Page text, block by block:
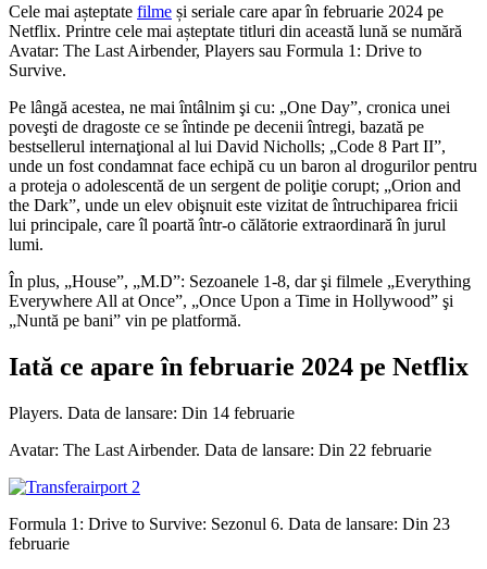
Cele mai așteptate filme și seriale care apar în februarie 2024 pe
Netflix. Printre cele mai așteptate titluri din această lună se numără
Avatar: The Last Airbender, Players sau Formula 1: Drive to
Survive.
Pe lângă acestea, ne mai întâlnim şi cu: „One Day”, cronica unei
poveşti de dragoste ce se întinde pe decenii întregi, bazată pe
bestsellerul internaţional al lui David Nicholls; „Code 8 Part II”,
unde un fost condamnat face echipă cu un baron al drogurilor pentru
a proteja o adolescentă de un sergent de poliţie corupt; „Orion and
the Dark”, unde un elev obişnuit este vizitat de întruchiparea fricii
lui principale, care îl poartă într-o călătorie extraordinară în jurul
lumi.
În plus, „House”, „M.D”: Sezoanele 1-8, dar şi filmele „Everything
Everywhere All at Once”, „Once Upon a Time in Hollywood” şi
„Nuntă pe bani” vin pe platformă.
Iată ce apare în februarie 2024 pe Netflix
Players. Data de lansare: Din 14 februarie
Avatar: The Last Airbender. Data de lansare: Din 22 februarie
Formula 1: Drive to Survive: Sezonul 6. Data de lansare: Din 23
februarie